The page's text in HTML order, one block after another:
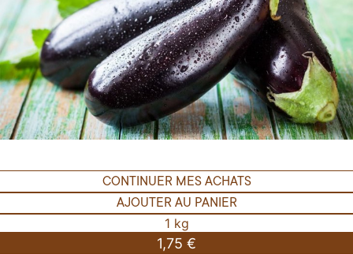
CONTINUER MES ACHATS
AJOUTER AU PANIER
1 kg
1,75 €